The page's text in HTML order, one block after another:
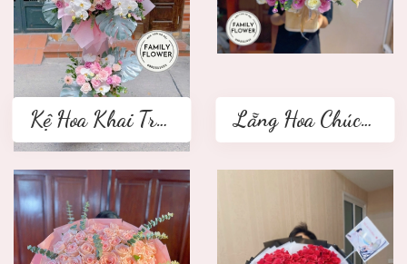
Kệ Hoa Khai Trương 2 tầng Lẵng Hoa Chúc Mừng